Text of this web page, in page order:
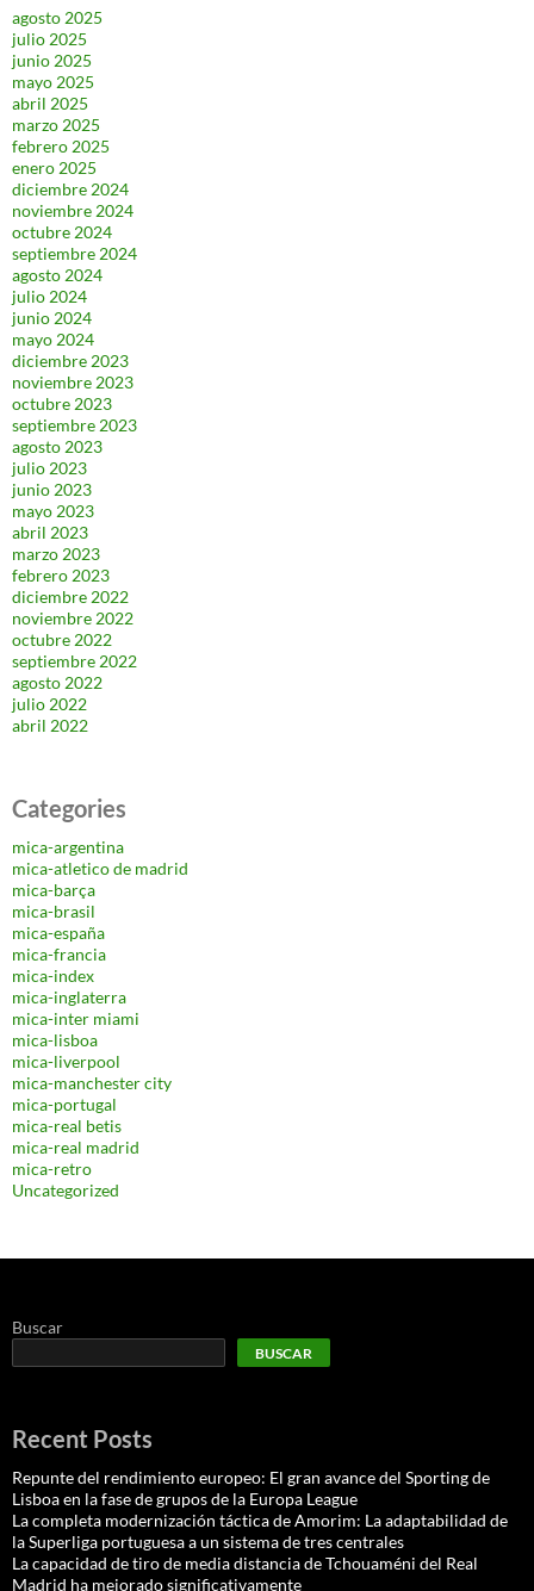
agosto 2025
julio 2025
junio 2025
mayo 2025
abril 2025
marzo 2025
febrero 2025
enero 2025
diciembre 2024
noviembre 2024
octubre 2024
septiembre 2024
agosto 2024
julio 2024
junio 2024
mayo 2024
diciembre 2023
noviembre 2023
octubre 2023
septiembre 2023
agosto 2023
julio 2023
junio 2023
mayo 2023
abril 2023
marzo 2023
febrero 2023
diciembre 2022
noviembre 2022
octubre 2022
septiembre 2022
agosto 2022
julio 2022
abril 2022
Categories
mica-argentina
mica-atletico de madrid
mica-barça
mica-brasil
mica-españa
mica-francia
mica-index
mica-inglaterra
mica-inter miami
mica-lisboa
mica-liverpool
mica-manchester city
mica-portugal
mica-real betis
mica-real madrid
mica-retro
Uncategorized
Buscar
BUSCAR
Recent Posts
Repunte del rendimiento europeo: El gran avance del Sporting de
Lisboa en la fase de grupos de la Europa League
La completa modernización táctica de Amorim: La adaptabilidad de
la Superliga portuguesa a un sistema de tres centrales
La capacidad de tiro de media distancia de Tchouaméni del Real
Madrid ha mejorado significativamente